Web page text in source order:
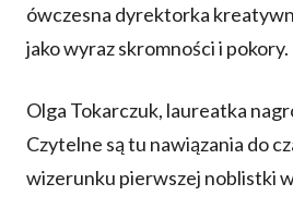
ówczesna dyrektorka
jako wyraz skromności i pokory.
Olga Tokarczuk, laureatka
Czytelne są tu nawiązania do
wizerunku pierwszej noblistki